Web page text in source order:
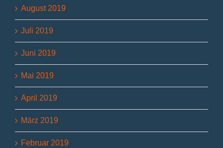
August 2019
Juli 2019
Juni 2019
Mai 2019
April 2019
März 2019
Februar 2019